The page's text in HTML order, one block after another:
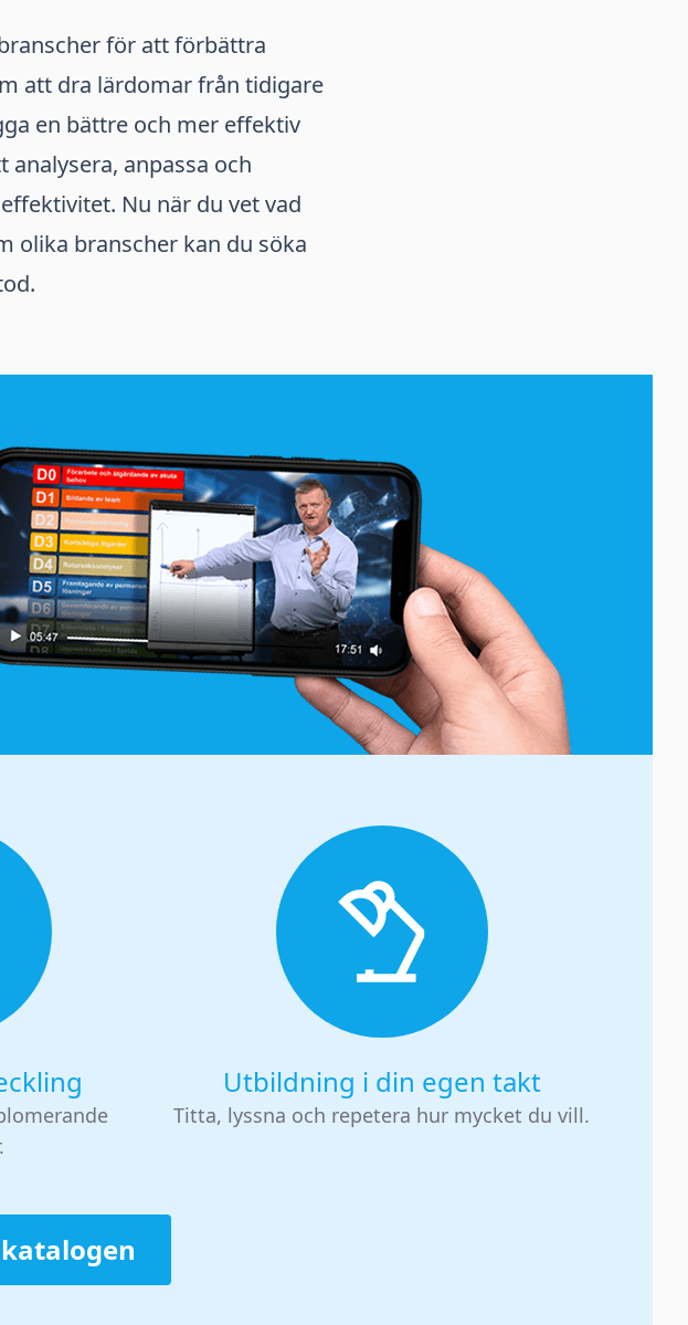
för att förbättra
att dra lärdomar från tidigare
en bättre och mer effektiv
anpassa och
Nu när du vet vad
olika branscher kan du söka
Utbildning i din egen takt
Titta, lyssna och repetera hur mycket du vill.